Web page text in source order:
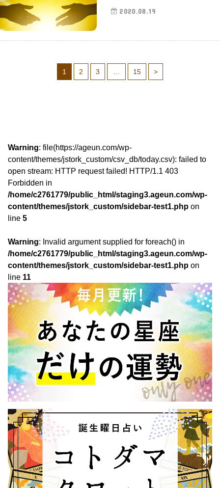
2020.08.19
1 2 3 15 >
Warning: file(https://ageun.com/wp-
content/themes/jstork_custom/csv_db/today.csv): failed to
open stream: HTTP request failed! HTTP/1.1 403
Forbidden in
/home/c2761779/public_html/staging3.ageun.com/wp-
content/themes/jstork_custom/sidebar-test1.php on
line5
Warning: Invalid argument supplied for foreach() in
/home/c2761779/public_html/staging3.ageun.com/wp-
content/themes/jstork_custom/sidebar-test1.php on
line 11